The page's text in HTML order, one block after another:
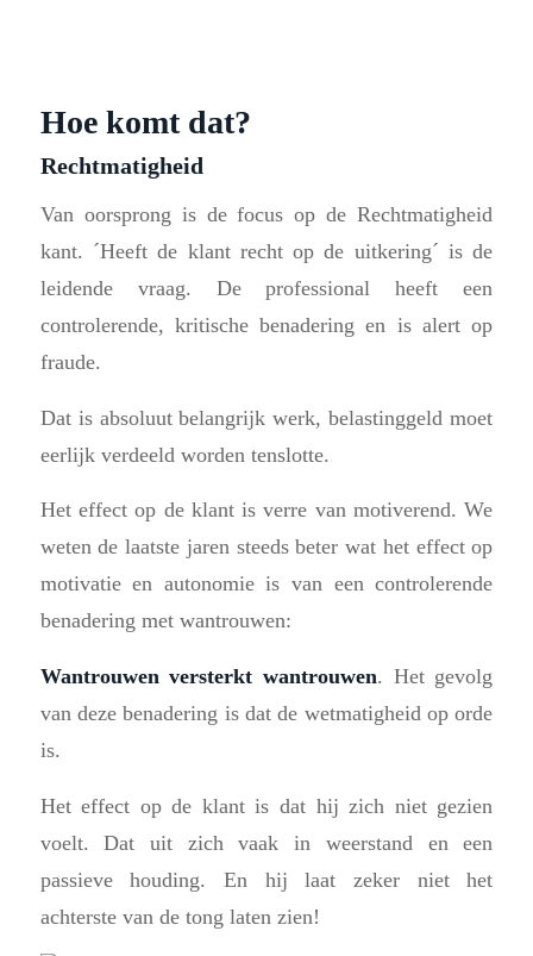
Hoe komt dat?
Rechtmatigheid
Van oorsprong is de focus op de Rechtmatigheid
kant. ´Heeft de klant recht op de uitkering´ is de
leidende vraag. De professional heeft een
controlerende, kritische benadering en is alert op
fraude.
Dat is absoluut belangrijk werk, belastinggeld moet
eerlijk verdeeld worden tenslotte.
Het effect op de klant is verre van motiverend. We
weten de laatste jaren steeds beter wat het effect op
motivatie en autonomie is van een controlerende
benadering met wantrouwen:
Wantrouwen versterkt wantrouwen. Het gevolg
van deze benadering is dat de wetmatigheid op orde
is.
Het effect op de klant is dat hij zich niet gezien
voelt. Dat uit zich vaak in weerstand en een
passieve houding. En hij laat zeker niet het
achterste van de tong laten zien!